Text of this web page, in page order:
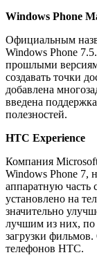
Windows Phone
Официальным
Windows Phone
прошлыми
создавать точки
добавлена
введена
полезностей.
HTC Experience
Компания
Windows Phone 7,
аппаратную
установлено на
значительно
лучшим из них, по
загрузки
телефонов HTC.